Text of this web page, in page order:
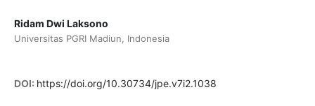
Ridam Dwi Laksono
Universitas PGRI Madiun, Indonesia
DOI: https://doi.org/10.30734/jpe.v7i2.1038